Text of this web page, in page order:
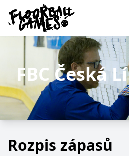
FBC Česká
Rozpis zápasů